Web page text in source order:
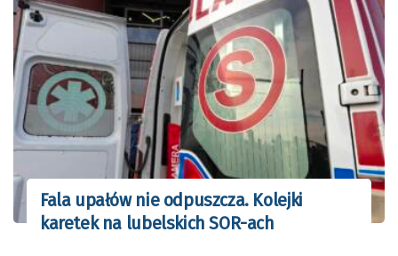
Fala upałów nie odpuszcza. Kolejki
karetek na lubelskich SOR-ach